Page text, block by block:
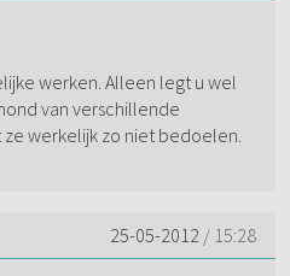
werken. Alleen legt u wel
van verschillende
werkelijk zo niet bedoelen.
25-05-2012 / 15:28